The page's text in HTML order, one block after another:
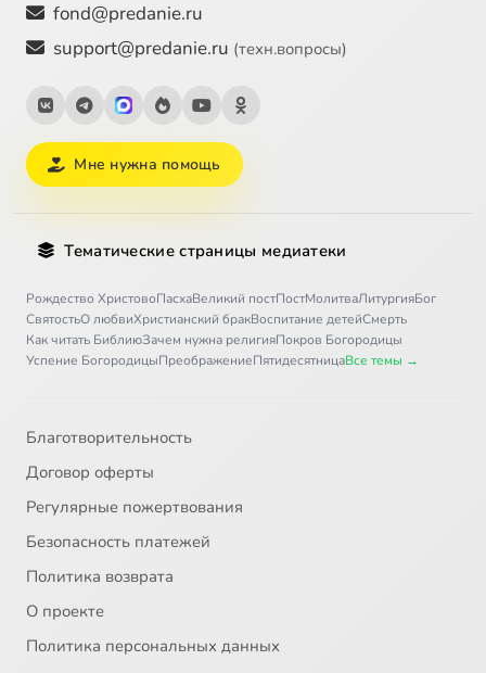
fond@predanie.ru
support@predanie.ru (техн.вопросы)
Мне нужна помощь
Тематические страницы медиатеки
Рождество ХристовоПасхаВеликий постПостМолитваЛитургияБог
СвятостьО любвиХристианский бракВоспитание детейСмерть
Как читать БиблиюЗачем нужна религияПокров Богородицы
Успение БогородицыПреображениеПятидесятницаВсе темы →
Благотворительность
Договор оферты
Регулярные пожертвования
Безопасность платежей
Политика возврата
О проекте
Политика персональных данных